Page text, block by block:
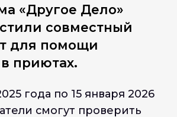
«Другое Дело»
совместный
для помощи
приютах.
года по 15 января 2026
смогут проверить